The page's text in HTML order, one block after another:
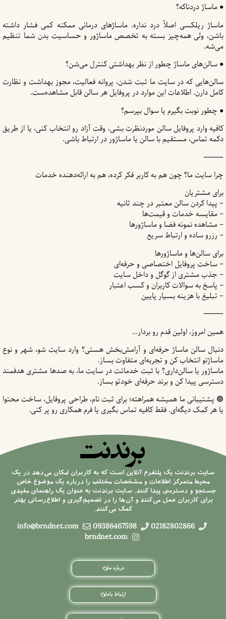
● ماساژ دردناکه؟
ماساژ ریلکسی اصلاً درد نداره. ماساژهای درمانی ممکنه کمی فشار داشته
باشن، ولی همه‌چیز بسته به تخصص ماساژور و حساسیت بدن شما تنظیم
می‌شه.
● سالن‌های ماساژ چطور از نظر بهداشتی کنترل می‌شن؟
سالن‌هایی که در سایت ما ثبت شدن، پروانه فعالیت، مجوز بهداشت و نظارت
کامل دارن. اطلاعات این موارد در پروفایل هر سالن قابل مشاهده‌ست.
● چطور نوبت بگیرم یا سوال بپرسم؟
کافیه وارد پروفایل سالن موردنظرت بشی، وقت آزاد رو انتخاب کنی، یا از طریق
دکمه تماس، مستقیم با سالن یا ماساژور در ارتباط باشی.
⸻
چرا سایت ما؟ چون هم به کاربر فکر کرده، هم به ارائه‌دهنده خدمات
برای مشتریان
– پیدا کردن سالن معتبر در چند ثانیه
– مقایسه خدمات و قیمت‌ها
– مشاهده نمونه فضا و ماساژورها
– رزرو ساده و ارتباط سریع
برای سالن‌ها و ماساژورها
– ساخت پروفایل اختصاصی و حرفه‌ای
– جذب مشتری از گوگل و داخل سایت
– پاسخ به سوالات کاربران و کسب اعتبار
– تبلیغ با هزینه بسیار پایین
⸻
همین امروز، اولین قدم رو بردار…
دنبال سالن ماساژ حرفه‌ای و آرامش‌بخش هستی؟ وارد سایت شو، شهر و نوع
ماساژتو انتخاب کن و تجربه‌ای متفاوت بساز.
ماساژور یا سالن‌داری؟ با ثبت خدماتت در سایت ما، به صدها مشتری هدفمند
دسترسی پیدا کن و برند حرفه‌ای خودتو بساز.
🟢 پشتیبانی ما همیشه همراهته؛ برای ثبت نام، طراحی پروفایل، ساخت محتوا
یا هر کمک دیگه‌ای. فقط کافیه تماس بگیری یا فرم همکاری رو پر کنی.
سایت برندنت یک پلتفرم آنلاین است که به کاربران امکان می‌دهد در یک
محیط متمرکز اطلاعات و مشخصات مختلف را درباره یک موضوع خاص
جستجو و دسترسی پیدا کنند. سایت برندنت به عنوان یک راهنمای مفیدی
برای کاربران عمل می‌کنند و آن‌ها را در تصمیم‌گیری و اطلاع‌رسانی بهتر
کمک می‌کنند.
02182802866
09386467598
info@brndnet.com
brndnet.com
درباره ما
ارتباط باما